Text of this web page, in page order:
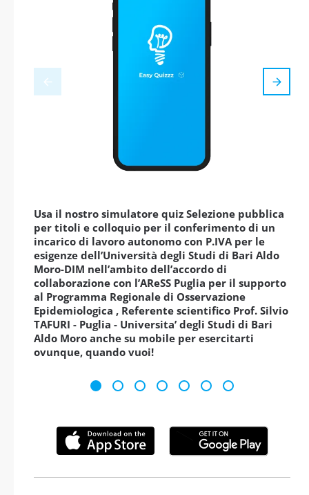
Usa il nostro simulatore quiz Selezione pubblica
per titoli e colloquio per il conferimento di un
incarico di lavoro autonomo con P.IVA per le
esigenze dell’Università degli Studi di Bari Aldo
Moro-DIM nell’ambito dell’accordo di
collaborazione con l’AReSS Puglia per il supporto
al Programma Regionale di Osservazione
Epidemiologica , Referente scientifico Prof. Silvio
TAFURI - Puglia - Universita’ degli Studi di Bari
Aldo Moro anche su mobile per esercitarti
ovunque, quando vuoi!